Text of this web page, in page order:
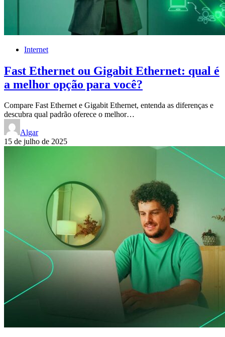
Internet
Fast Ethernet ou Gigabit Ethernet: qual é
a melhor opção para você?
Compare Fast Ethernet e Gigabit Ethernet, entenda as diferenças e
descubra qual padrão oferece o melhor…
Algar
15 de julho de 2025